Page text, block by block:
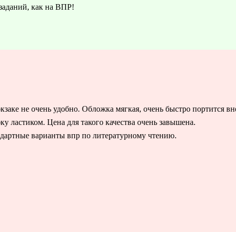
как на ВПР!
не очень удобно. Обложка мягкая, очень быстро портится
ластиком. Цена для такого качества очень завышена.
варианты впр по литературному чтению.